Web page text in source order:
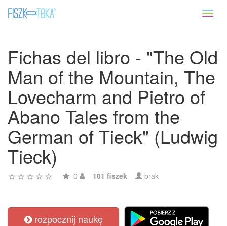
Fichas del libro - "The Old
Man of the Mountain, The
Lovecharm and Pietro of
Abano Tales from the
German of Tieck" (Ludwig
Tieck)
0 101 fiszek brak
rozpocznij naukę